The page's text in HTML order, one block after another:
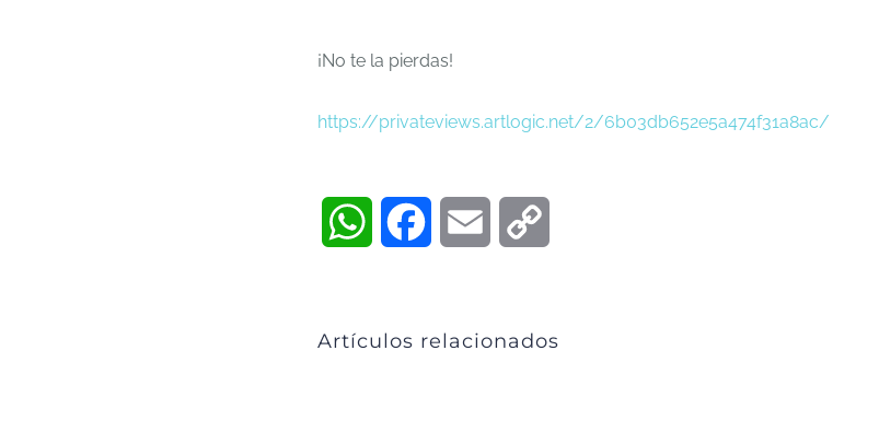
¡No te la pierdas!
https://privateviews.artlogic.net/2/6b03db652e5a474f31a8ac/
WhatsAppFacebookEmail
Artículos relacionados